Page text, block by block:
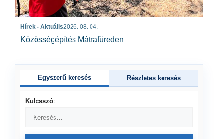
Hírek - Aktuális2026. 08. 04.
Közösségépítés Mátrafüreden
Egyszerű keresés Részletes keresés
Kulcsszó: